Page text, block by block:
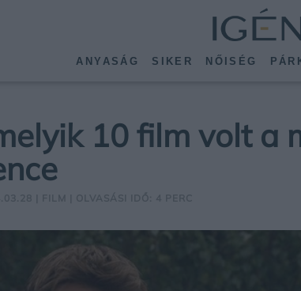
ANYASÁG SIKER NŐISÉG
10 film volt a